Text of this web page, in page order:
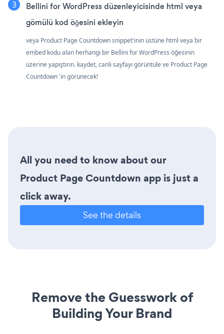
Bellini for WordPress düzenleyicisinde html veya
gömülü kod öğesini ekleyin
veya Product Page Countdown snippet'inin üstüne html veya bir
embed kodu alan herhangi bir Bellini for WordPress öğesinin
üzerine yapıştırın. kaydet, canlı sayfayı görüntüle ve Product Page
Countdown 'in görünecek!
All you need to know about our
Product Page Countdown app is just a
click away.
See the details
Remove the Guesswork of
Building Your Brand